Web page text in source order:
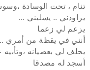
تنام ، تحت الوسادة
يراودني .. يسليني ...
يزعم لي زعما
أنني في يقظة من أمري ..
يحلف لي بعصيانه
أسجد له مصدقا